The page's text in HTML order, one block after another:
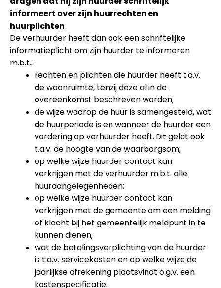
informeert over zijn huurrechten en
huurplichten
De verhuurder heeft dan ook een schriftelijke
informatieplicht om zijn huurder te informeren
m.b.t.:
rechten en plichten die huurder heeft t.a.v.
de woonruimte, tenzij deze al in de
overeenkomst beschreven worden;
de wijze waarop de huur is samengesteld, wat
de huurperiode is en wanneer de huurder een
vordering op verhuurder heeft. Dit geldt ook
t.a.v. de hoogte van de waarborgsom;
op welke wijze huurder contact kan
verkrijgen met de verhuurder m.b.t. alle
huuraangelegenheden;
op welke wijze huurder contact kan
verkrijgen met de gemeente om een melding
of klacht bij het gemeentelijk meldpunt in te
kunnen dienen;
wat de betalingsverplichting van de huurder
is t.a.v. servicekosten en op welke wijze de
jaarlijkse afrekening plaatsvindt o.g.v. een
kostenspecificatie.